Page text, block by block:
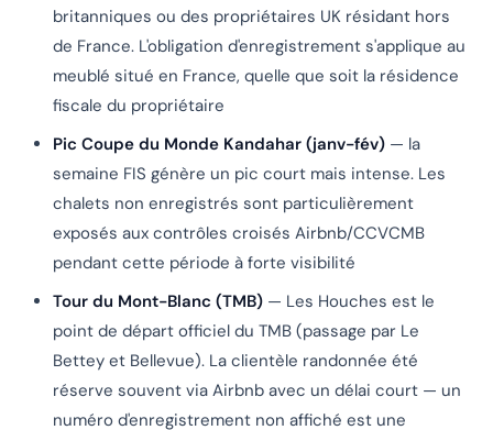
britanniques ou des propriétaires UK résidant hors
de France. L'obligation d'enregistrement s'applique au
meublé situé en France, quelle que soit la résidence
fiscale du propriétaire
Pic Coupe du Monde Kandahar (janv-fév) — la
semaine FIS génère un pic court mais intense. Les
chalets non enregistrés sont particulièrement
exposés aux contrôles croisés Airbnb/CCVCMB
pendant cette période à forte visibilité
Tour du Mont-Blanc (TMB) — Les Houches est le
point de départ officiel du TMB (passage par Le
Bettey et Bellevue). La clientèle randonnée été
réserve souvent via Airbnb avec un délai court — un
numéro d'enregistrement non affiché est une